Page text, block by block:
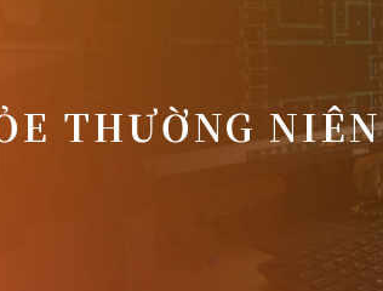
THƯỜNG NIÊN